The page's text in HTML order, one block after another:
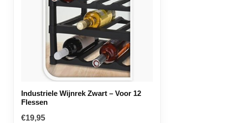
Industriele Wijnrek Zwart – Voor 12
Flessen
€19,95